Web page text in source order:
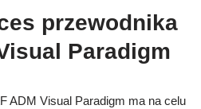
przewodnika
Paradigm
ADM Visual Paradigm ma na celu